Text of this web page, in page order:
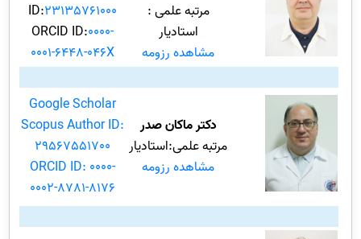
مرتبه علمی :
استادیار
مشاهده رزومه
ID:23135761000
ORCID ID:0000-
0001-6448-046X
دکتر ماکان صدر
مرتبه علمی:استادیار
مشاهده رزومه
Google Scholar
Scopus Author ID:
29567551700
ORCID ID: 0000-
0002-8781-8176